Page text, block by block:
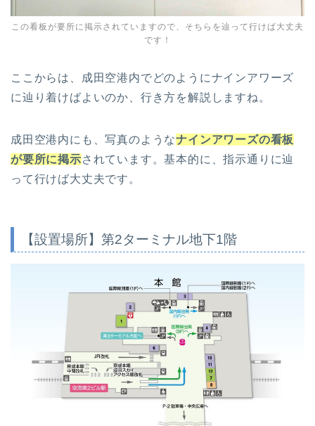
この看板が要所に掲示されていますので、そちらを辿って行けば大丈夫
です！
ここからは、成田空港内でどのようにナインアワーズ
に辿り着けばよいのか、行き方を解説しますね。
成田空港内にも、写真のようなナインアワーズの看板
が要所に掲示されています。基本的に、指示通りに辿
って行けば大丈夫です。
【設置場所】第2ターミナル地下1階